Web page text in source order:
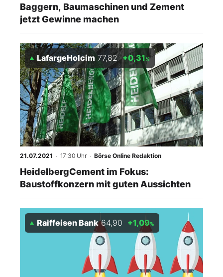
Baggern, Baumaschinen und Zement
jetzt Gewinne machen
LafargeHolcim 77,82 +0,31%
21.07.2021 · 17:30 Uhr · Börse Online Redaktion
HeidelbergCement im Fokus:
Baustoffkonzern mit guten Aussichten
Raiffeisen Bank 64,90 +1,09%